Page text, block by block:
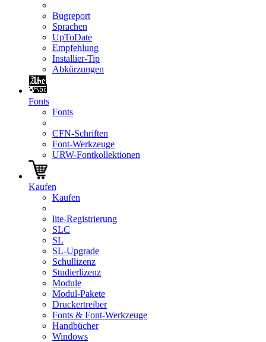
Bugreport
Sprachen
UpToDate
Empfehlung
Installier-Tip
Abkürzungen
Fonts
Fonts
CFN-Schriften
Font-Werkzeuge
URW-Fontkollektionen
Kaufen
Kaufen
lite-Registrierung
SLC
SL
SL-Upgrade
Schullizenz
Studierlizenz
Module
Modul-Pakete
Druckertreiber
Fonts & Font-Werkzeuge
Handbücher
Windows